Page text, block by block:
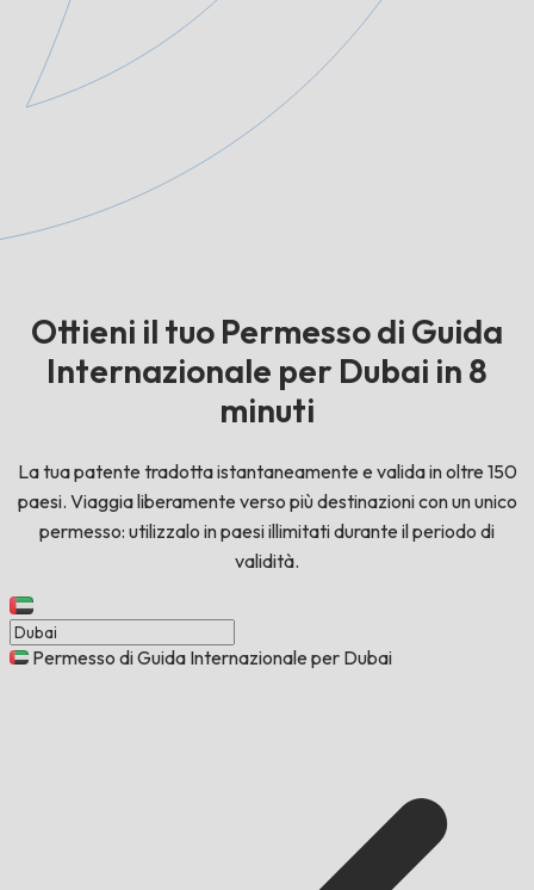
Ottieni il tuo Permesso di Guida
Internazionale per Dubai in 8
minuti
La tua patente tradotta istantaneamente e valida in oltre 150
paesi. Viaggia liberamente verso più destinazioni con un unico
permesso: utilizzalo in paesi illimitati durante il periodo di
validità.
Permesso di Guida Internazionale per Dubai